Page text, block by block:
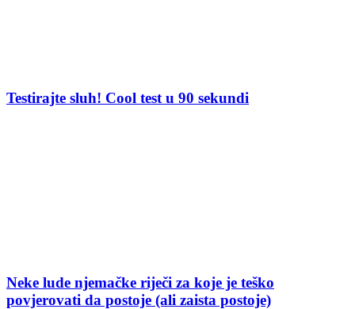
Testirajte sluh! Cool test u 90 sekundi
Neke lude njemačke riječi za koje je teško
povjerovati da postoje (ali zaista postoje)